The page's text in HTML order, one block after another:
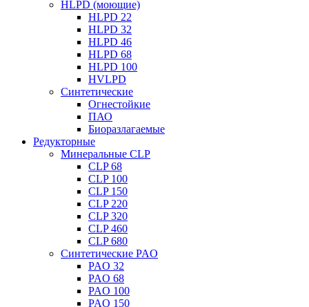
HLPD (моющие)
HLPD 22
HLPD 32
HLPD 46
HLPD 68
HLPD 100
HVLPD
Синтетические
Огнестойкие
ПАО
Биоразлагаемые
Редукторные
Минеральные CLP
CLP 68
CLP 100
CLP 150
CLP 220
CLP 320
CLP 460
CLP 680
Синтетические PAO
PAO 32
PAO 68
PAO 100
PAO 150